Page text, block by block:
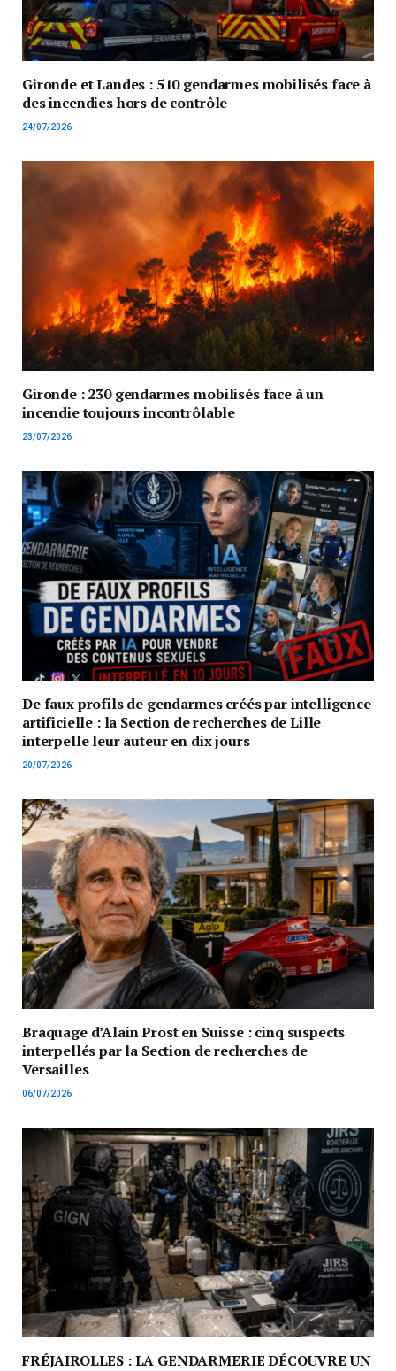
Gironde et Landes : 510 gendarmes mobilisés face à
des incendies hors de contrôle
24/07/2026
Gironde : 230 gendarmes mobilisés face à un
incendie toujours incontrôlable
23/07/2026
De faux profils de gendarmes créés par intelligence
artificielle : la Section de recherches de Lille
interpelle leur auteur en dix jours
20/07/2026
Braquage d’Alain Prost en Suisse : cinq suspects
interpellés par la Section de recherches de
Versailles
06/07/2026
FRÉJAIROLLES : LA GENDARMERIE DÉCOUVRE UN